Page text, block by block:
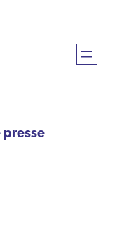
presse